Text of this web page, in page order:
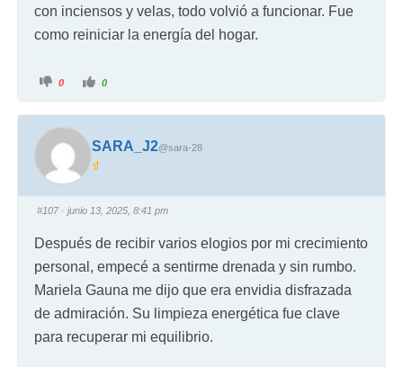
con inciensos y velas, todo volvió a funcionar. Fue
como reiniciar la energía del hogar.
0 0
SARA_J2@sara-28
#107· junio 13, 2025, 8:41 pm
Después de recibir varios elogios por mi crecimiento
personal, empecé a sentirme drenada y sin rumbo.
Mariela Gauna me dijo que era envidia disfrazada
de admiración. Su limpieza energética fue clave
para recuperar mi equilibrio.